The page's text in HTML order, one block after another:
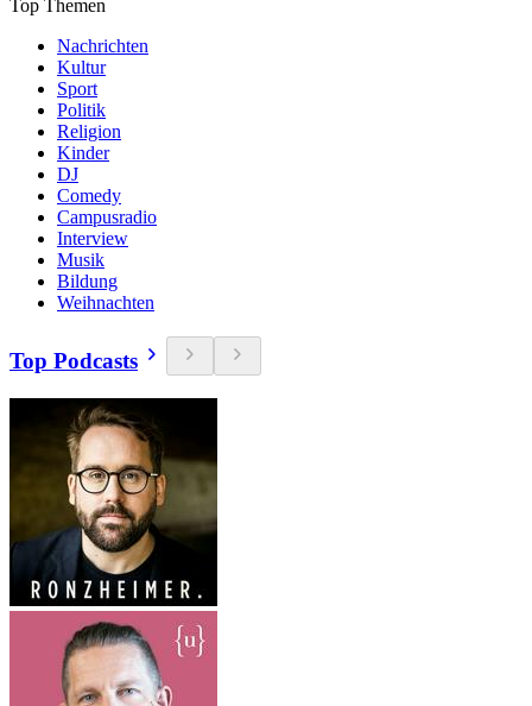
Top Themen
Nachrichten
Kultur
Sport
Politik
Religion
Kinder
DJ
Comedy
Campusradio
Interview
Musik
Bildung
Weihnachten
Top Podcasts